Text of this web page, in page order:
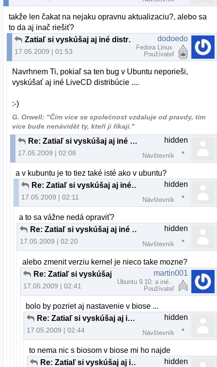
takže len čakat na nejaku opravnu aktualizaciu?, alebo sa
to da aj inač riešiť?
Zatiaľ si vyskúšaj aj iné distrá ...
17.05.2009 | 01:53
dodoedo
Fedora Linux
Používateľ
Navrhnem Ti, pokiaľ sa ten bug v Ubuntu neporieši,
vyskúšať aj iné LiveCD distribúcie ....
:-)
G. Orwell: "Čím více se společnost vzdaluje od pravdy, tím
více bude nenávidět ty, kteří ji říkají."
Re: Zatiaľ si vyskúšaj aj iné distrá ...
17.05.2009 | 02:08
hidden
Návštevník
a v kubuntu je to tiez také isté ako v ubuntu?
Re: Zatiaľ si vyskúšaj aj iné distrá ...
17.05.2009 | 02:11
hidden
Návštevník
a to sa vážne nedá opraviť?
Re: Zatiaľ si vyskúšaj aj iné distrá ...
17.05.2009 | 02:20
hidden
Návštevník
alebo zmenit verziu kernel je nieco take mozne?
17.05.2009 | 02:41
martin001
Ubuntu 9.10; a iné..
Používateľ
bolo by pozriet aj nastavenie v biose ...
Re: Zatiaľ si vyskúšaj aj iné distrá ...
17.05.2009 | 02:44
hidden
Návštevník
to nema nic s biosom v biose mi ho najde
Re: Zatiaľ si vyskúšaj aj iné distrá ...
hidden